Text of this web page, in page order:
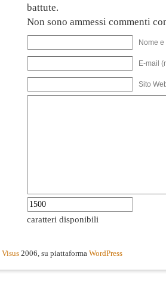
battute.
Non sono ammessi commenti
Nome
E-mail
Sito
caratteri disponibili
Visus 2006, su piattaforma WordPress